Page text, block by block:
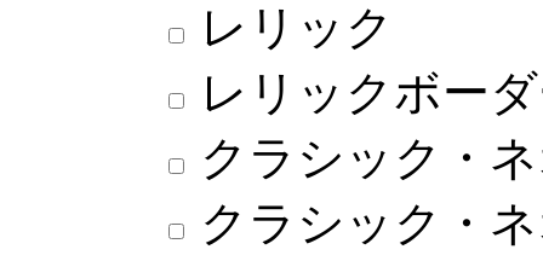
レリック
レリックボー
クラシック・
クラシック・